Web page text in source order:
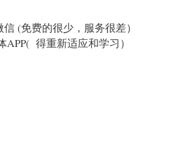
(免费的很少，服务很差）
得重新适应和学习）